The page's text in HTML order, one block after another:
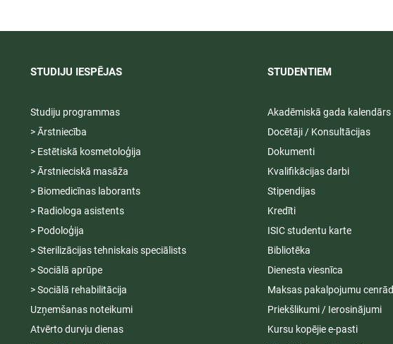
STUDIJU IESPĒJAS
Studiju programmas
> Ārstniecība
> Estētiskā kosmetoloģija
> Ārstnieciskā masāža
> Biomedicīnas laborants
> Radiologa asistents
> Podoloģija
> Sterilizācijas tehniskais speciālists
> Sociālā aprūpe
> Sociālā rehabilitācija
Uzņemšanas noteikumi
Atvērto durvju dienas
STUDENTIEM​
Akadēmiskā gada kalendārs
Docētāji / Konsultācijas
Dokumenti
Kvalifikācijas darbi
Stipendijas
Kredīti
ISIC studentu karte
Bibliotēka
Dienesta viesnīca
Maksas pakalpojumu
Priekšlikumi / Ierosinājumi
Kursu kopējie e-pasti